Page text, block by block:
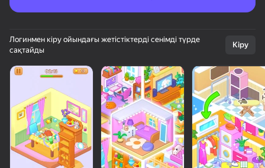
Логинмен кіру ойындағы жетістіктерді сенімді түрде
сақтайды
Кіру